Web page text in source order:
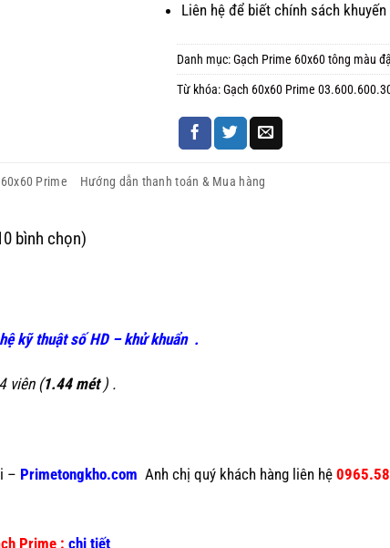
Liên hệ để biết chính sách
Danh mục:Gạch Prime 60x60 tông màu
Từ khóa:Gạch 60x60 Prime
Prime Hướng dẫn thanh toán & Mua hàng
bình chọn)
kỹ thuật số HD–khử khuẩn .
viên (1.44 mét) .
– Primetongkho.com Anh chị quý khách hàng liên hệ
Prime : chi tiết